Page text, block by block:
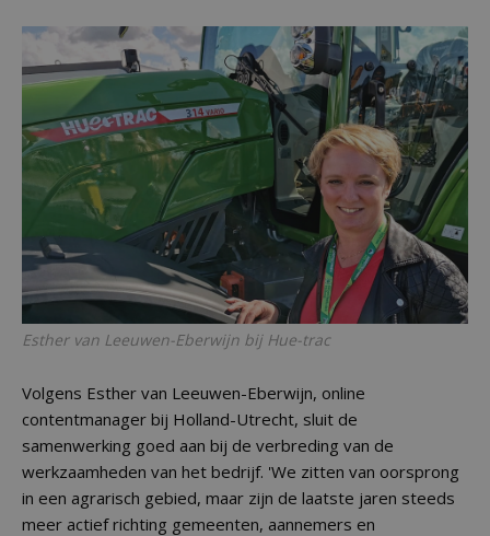
Esther van Leeuwen-Eberwijn bij Hue-trac
Volgens Esther van Leeuwen-Eberwijn, online
contentmanager bij Holland-Utrecht, sluit de
samenwerking goed aan bij de verbreding van de
werkzaamheden van het bedrijf. 'We zitten van oorsprong
in een agrarisch gebied, maar zijn de laatste jaren steeds
meer actief richting gemeenten, aannemers en